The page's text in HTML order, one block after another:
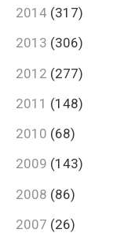
2014 (317)
2013 (306)
2012 (277)
2011 (148)
2010 (68)
2009 (143)
2008 (86)
2007 (26)